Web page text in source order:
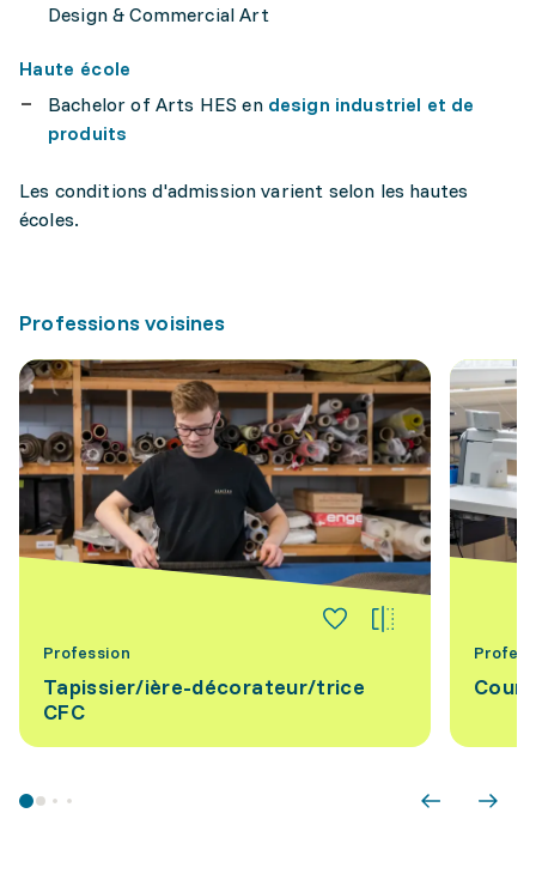
Design & Commercial Art
Haute école
Bachelor of Arts HES en design industriel et de
produits
Les conditions d'admission varient selon les hautes
écoles.
Professions voisines
Profession
Tapissier/ière-décorateur/trice
CFC